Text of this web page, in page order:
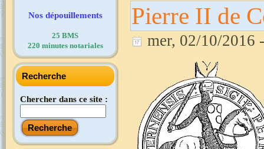
Nos dépouillements
25 BMS
220 minutes notariales
Recherche
Chercher dans ce site :
Pierre II de
mer, 02/10/2016